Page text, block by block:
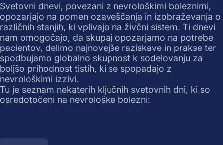
Svetovni dnevi, povezani z nevrološkimi boleznimi,
opozarjajo na pomen ozaveščanja in izobraževanja o
različnih stanjih, ki vplivajo na živčni sistem. Ti dnevi
nam omogočajo, da skupaj opozarjamo na potrebe
pacientov, delimo najnovejše raziskave in prakse ter
spodbujamo globalno skupnost k sodelovanju za
boljšo prihodnost tistih, ki se spopadajo z
nevrološkimi izzivi.
Tu je seznam nekaterih ključnih svetovnih dni, ki so
osredotočeni na nevrološke bolezni: